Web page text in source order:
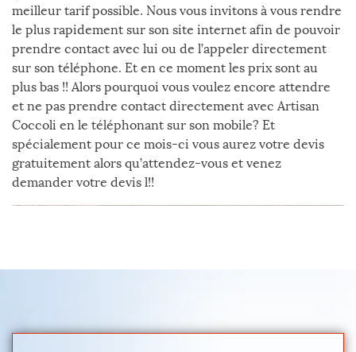
meilleur tarif possible. Nous vous invitons à vous rendre
le plus rapidement sur son site internet afin de pouvoir
prendre contact avec lui ou de l’appeler directement
sur son téléphone. Et en ce moment les prix sont au
plus bas !! Alors pourquoi vous voulez encore attendre
et ne pas prendre contact directement avec Artisan
Coccoli en le téléphonant sur son mobile? Et
spécialement pour ce mois-ci vous aurez votre devis
gratuitement alors qu’attendez-vous et venez
demander votre devis l!!